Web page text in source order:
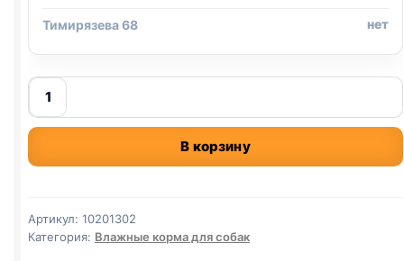
Тимирязева 68 нет
Количество
товара
Belcando
(ИНДЕЙКА,
ГОРОХ)
125г
В корзину
Артикул: 10201302
Категория: Влажные корма для собак